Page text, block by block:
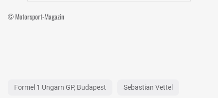
© Motorsport-Magazin
Formel 1 Ungarn GP, Budapest Sebastian Vettel